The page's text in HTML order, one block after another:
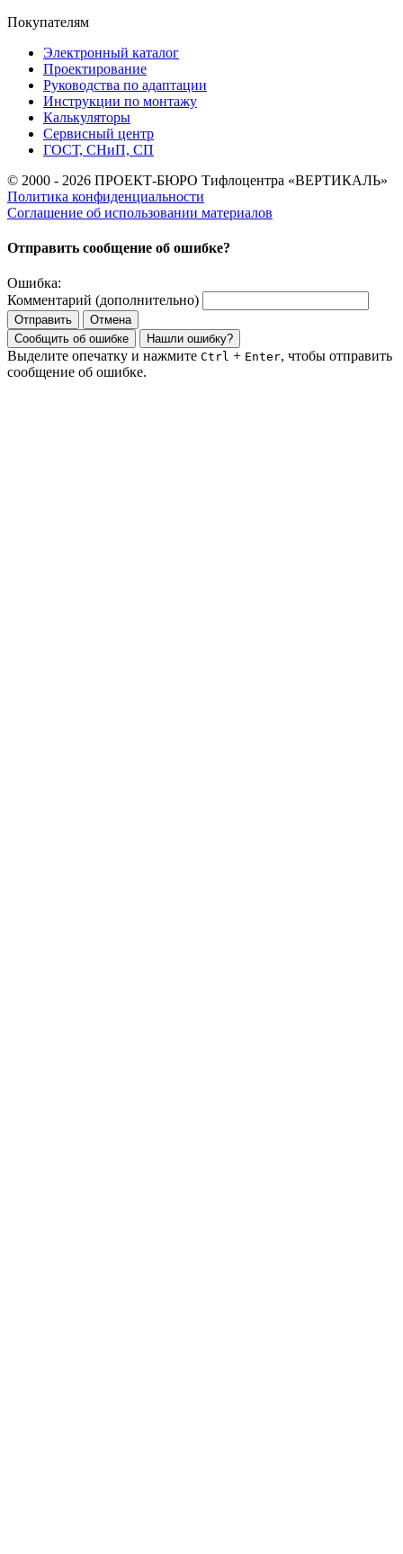
Покупателям
Электронный каталог
Проектирование
Руководства по адаптации
Инструкции по монтажу
Калькуляторы
Сервисный центр
ГОСТ, СНиП, СП
© 2000 - 2026 ПРОЕКТ-БЮРО Тифлоцентра «ВЕРТИКАЛЬ»
Политика конфиденциальности
Соглашение об использовании материалов
Отправить сообщение об ошибке?
Ошибка:
Комментарий (дополнительно)
Отправить
Отмена
Сообщить об ошибке
Нашли ошибку?
Выделите опечатку и нажмите Ctrl + Enter, чтобы отправить
сообщение об ошибке.